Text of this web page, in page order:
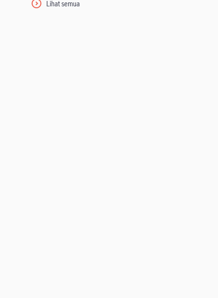
Lihat semua